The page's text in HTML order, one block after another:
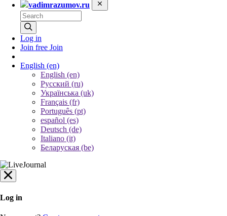
vadimrazumov.ru
Log in
Join free Join
English (en)
English (en)
Русский (ru)
Українська (uk)
Français (fr)
Português (pt)
español (es)
Deutsch (de)
Italiano (it)
Беларуская (be)
Log in